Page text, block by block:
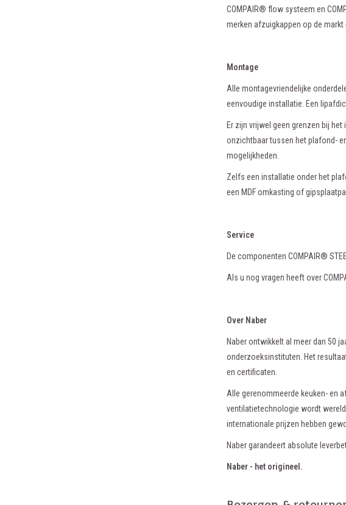
COMPAIR® flow systeem en
merken afzuigkappen op de
Montage
Alle montagevriendelijke
eenvoudige installatie. Een
Er zijn vrijwel geen grenzen bij
onzichtbaar tussen het plafond-
mogelijkheden.
Zelfs een installatie onder het
een MDF omkasting of
Service
De componenten COMPAIR®
Als u nog vragen heeft over
Over Naber
Naber ontwikkelt al meer dan 50
onderzoeksinstituten. Het
en certificaten.
Alle gerenommeerde keuken- en
ventilatietechnologie wordt
internationale prijzen hebben
Naber garandeert absolute
Naber - het origineel.